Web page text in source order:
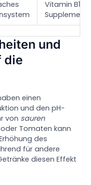
Vitamin B12
und
die
einen
und den pH-
von sauren
Tomaten kann
des
für andere
diesen Effekt